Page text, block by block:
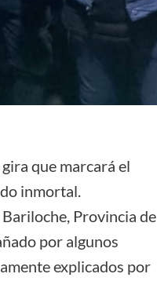
que marcará el
inmortal.
Provincia de
por algunos
explicados por